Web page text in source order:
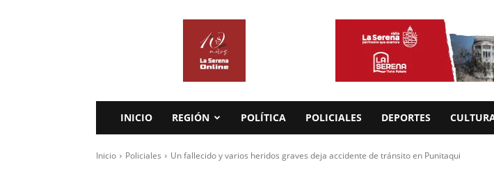
INICIO REGIÓN POLÍTICA POLICIALES DEPORTES
Inicio Policiales Un fallecido y varios heridos graves deja accidente de tránsito en Punitaqui